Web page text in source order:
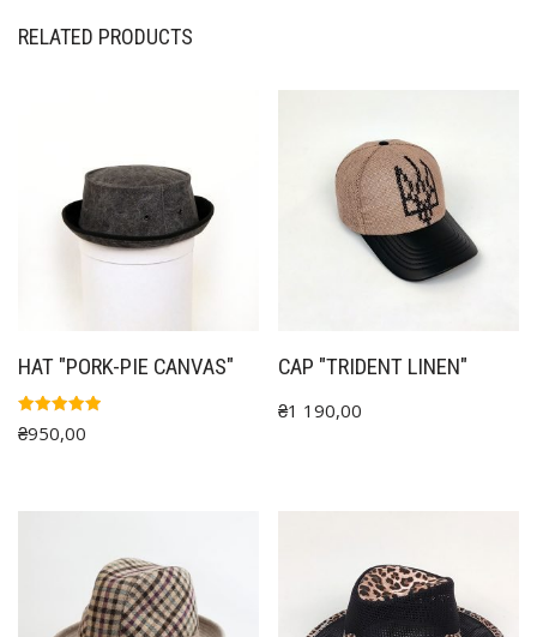
RELATED PRODUCTS
HAT "PORK-PIE CANVAS"
Rated
5.00
₴950,00
CAP "TRIDENT LINEN"
₴1 190,00